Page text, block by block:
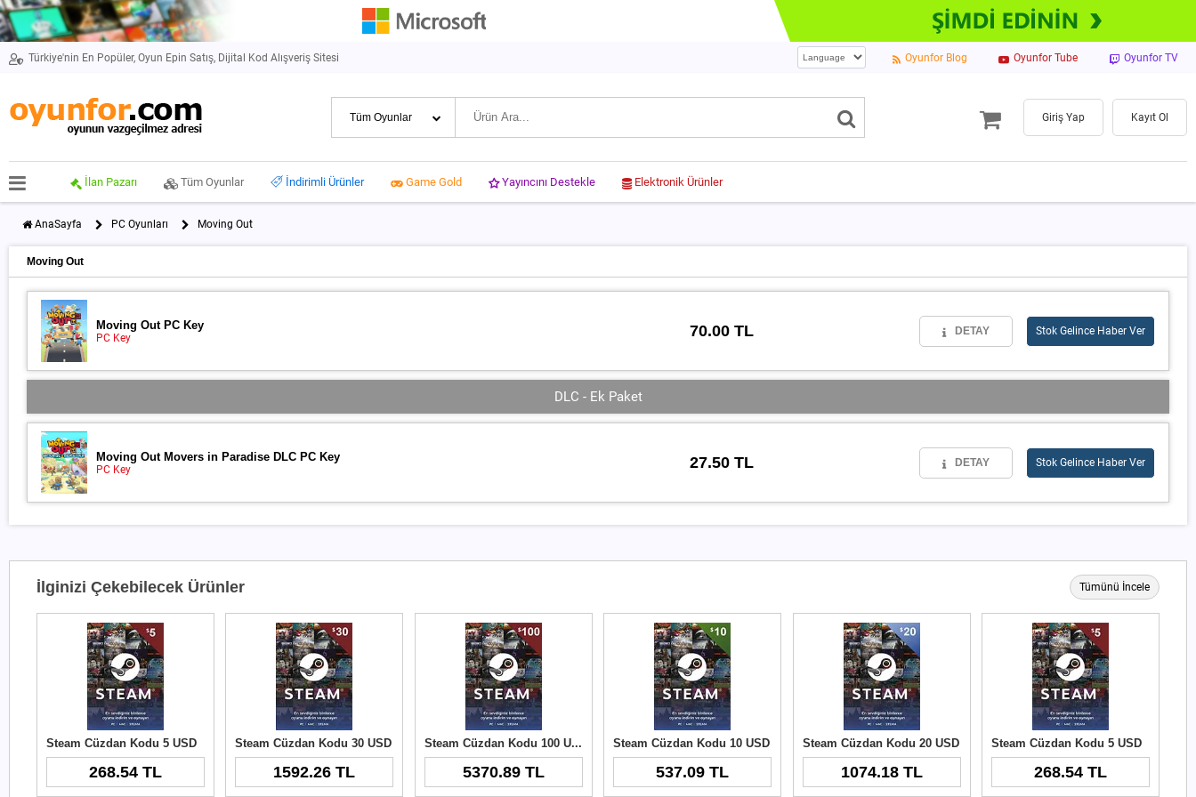
Türkiye'nin En Popüler, Oyun Epin Satış, Dijital Kod Alışveriş Sitesi Oyunfor Blog Oyunfor Tube Oyunfor TV
Giriş Yap Kayıt Ol
İlan Pazarı Tüm Oyunlar İndirimli Ürünler Game Gold Yayıncını Destekle Elektronik Ürünler
AnaSayfa PC Oyunları Moving Out
Moving Out
Moving Out PC Key
PC Key 70.00 TL DETAY Stok Gelince Haber Ver
DLC - Ek Paket
Moving Out Movers in Paradise DLC PC Key
PC Key 27.50 TL DETAY Stok Gelince Haber Ver
İlginizi Çekebilecek Ürünler Tümünü İncele
Steam Cüzdan Kodu 5 USD
268.54 TL
Steam Cüzdan Kodu 30 USD
1592.26 TL
Steam Cüzdan Kodu 100 USD
5370.89 TL
Steam Cüzdan Kodu 10 USD
537.09 TL
Steam Cüzdan Kodu 20 USD
1074.18 TL
Steam Cüzdan Kodu 5 USD
268.54 TL